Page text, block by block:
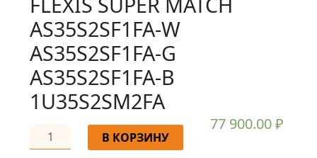
AS35S2SF1FA-W
AS35S2SF1FA-G
AS35S2SF1FA-B
1U35S2SM2FA
77 900.00₽
В КОРЗИНУ